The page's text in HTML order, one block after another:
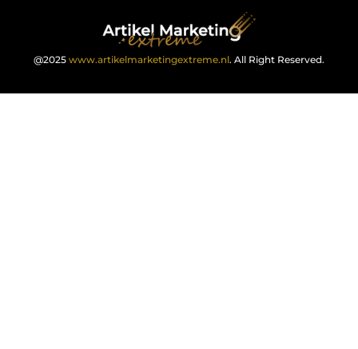
@2025 www.artikelmarketingextreme.nl. All Right Reserved.